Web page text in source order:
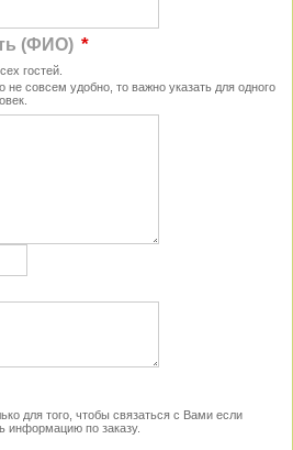
(ФИО) *
гостей.
не совсем удобно, то важно указать для одного
для того, чтобы связаться с Вами если
информацию по заказу.